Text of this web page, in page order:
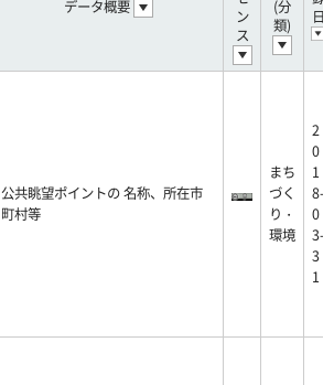
データ概要
ン
ス
(分
類)
日
公共眺望ポイントの 名称、所在市
町村等
まち
づく
り・
環境
2
0
1
8-
0
3-
3
1